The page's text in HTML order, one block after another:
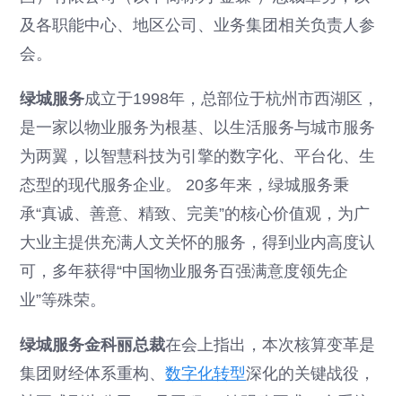
及各职能中心、地区公司、业务集团相关负责人参
会。
绿城服务成立于1998年，总部位于杭州市西湖区，
是一家以物业服务为根基、以生活服务与城市服务
为两翼，以智慧科技为引擎的数字化、平台化、生
态型的现代服务企业。 20多年来，绿城服务秉
承“真诚、善意、精致、完美”的核心价值观，为广
大业主提供充满人文关怀的服务，得到业内高度认
可，多年获得“中国物业服务百强满意度领先企
业”等殊荣。
绿城服务金科丽总裁在会上指出，本次核算变革是
集团财经体系重构、数字化转型深化的关键战役，